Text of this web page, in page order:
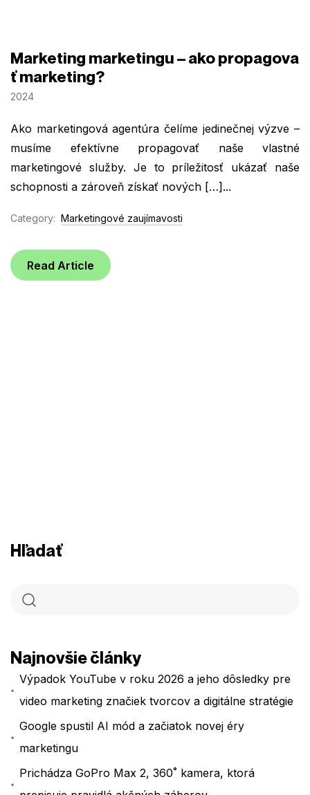
Marketing marketingu – ako propagova
ť marketing?
2024
Ako marketingová agentúra čelíme jedinečnej výzve –
musíme efektívne propagovať naše vlastné
marketingové služby. Je to príležitosť ukázať naše
schopnosti a zároveň získať nových […]...
Category: Marketingové zaujímavosti
Read Article
Hľadať
Najnovšie články
Výpadok YouTube v roku 2026 a jeho dôsledky pre
video marketing značiek tvorcov a digitálne stratégie
Google spustil AI mód a začiatok novej éry
marketingu
Prichádza GoPro Max 2, 360˚ kamera, ktorá